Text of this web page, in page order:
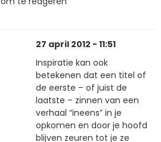
27 april 2012 - 11:51
Inspiratie kan ook
betekenen dat een titel of
de eerste – of juist de
laatste – zinnen van een
verhaal “ineens” in je
opkomen en door je hoofd
blijven zeuren tot je ze